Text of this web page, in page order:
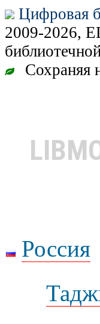
Цифровая
2009-2026,
Сохраняя
Россия